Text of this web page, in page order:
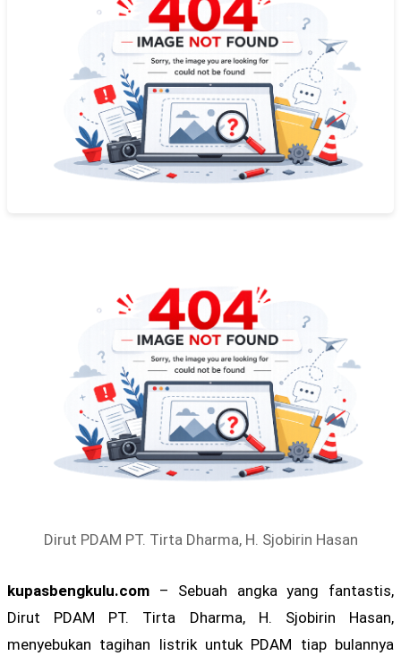
Dirut PDAM PT. Tirta Dharma, H. Sjobirin Hasan
kupasbengkulu.com – Sebuah angka yang fantastis,
Dirut PDAM PT. Tirta Dharma, H. Sjobirin Hasan,
menyebukan tagihan listrik untuk PDAM tiap bulannya